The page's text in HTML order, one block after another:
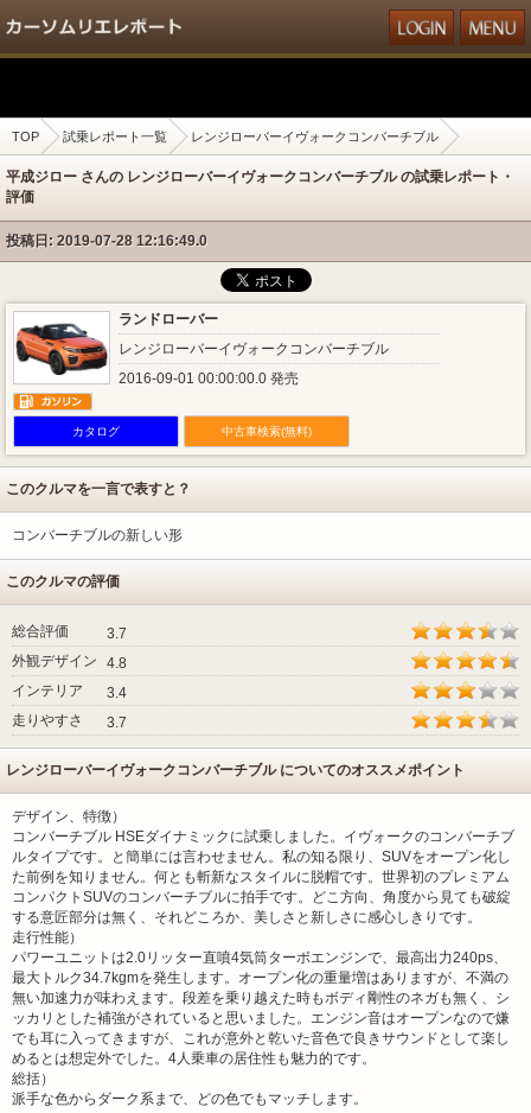
TOP 試乗レポート一覧 レンジローバーイヴォークコンバーチブル
平成ジロー さんの レンジローバーイヴォークコンバーチブル の試乗レポート・
評価
投稿日: 2019-07-28 12:16:49.0
ランドローバー
レンジローバーイヴォークコンバーチブル
2016-09-01 00:00:00.0 発売
カタログ 中古車検索(無料)
このクルマを一言で表すと？
コンバーチブルの新しい形
このクルマの評価
総合評価
3.7
外観デザイン
4.8
インテリア
3.4
走りやすさ
3.7
レンジローバーイヴォークコンバーチブル についてのオススメポイント
デザイン、特徴）
コンバーチブル HSEダイナミックに試乗しました。イヴォークのコンバーチブ
ルタイプです。と簡単には言わせません。私の知る限り、SUVをオープン化し
た前例を知りません。何とも斬新なスタイルに脱帽です。世界初のプレミアム
コンパクトSUVのコンバーチブルに拍手です。どこ方向、角度から見ても破綻
する意匠部分は無く、それどころか、美しさと新しさに感心しきりです。
走行性能）
パワーユニットは2.0リッター直噴4気筒ターボエンジンで、最高出力240ps、
最大トルク34.7kgmを発生します。オープン化の重量増はありますが、不満の
無い加速力が味わえます。段差を乗り越えた時もボディ剛性のネガも無く、シ
ッカリとした補強がされていると思いました。エンジン音はオープンなので嫌
でも耳に入ってきますが、これが意外と乾いた音色で良きサウンドとして楽し
めるとは想定外でした。4人乗車の居住性も魅力的です。
総括）
派手な色からダーク系まで、どの色でもマッチします。